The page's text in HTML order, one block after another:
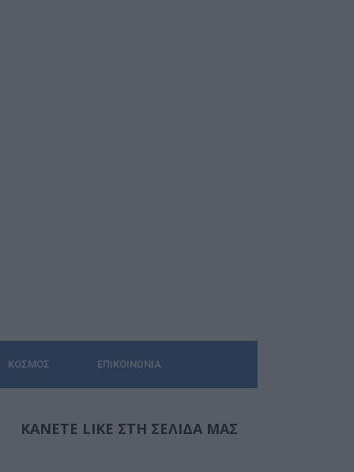
ΚΌΣΜΟΣ ΕΠΙΚΟΙΝΩΝΊΑ
ΚΆΝΕΤΕ LIKE ΣΤΗ ΣΕΛΊΔΑ ΜΑΣ